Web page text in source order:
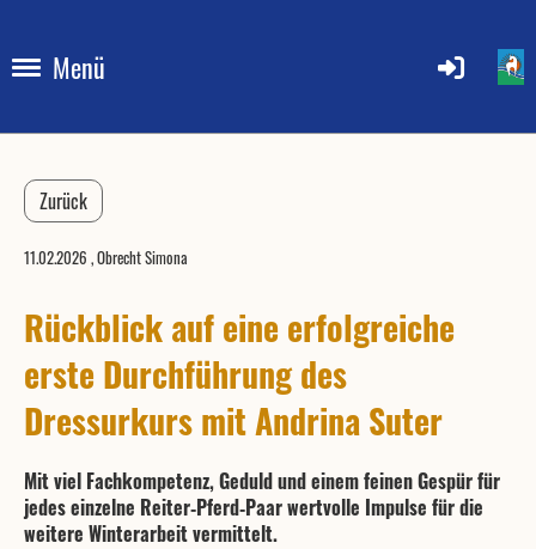
Menü
Zurück
11.02.2026 , Obrecht Simona
Rückblick auf eine erfolgreiche
erste Durchführung des
Dressurkurs mit Andrina Suter
Mit viel Fachkompetenz, Geduld und einem feinen Gespür für
jedes einzelne Reiter‑Pferd‑Paar wertvolle Impulse für die
weitere Winterarbeit vermittelt.